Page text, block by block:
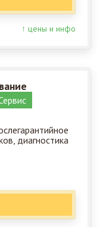
↑ цены и инфо
диагностика